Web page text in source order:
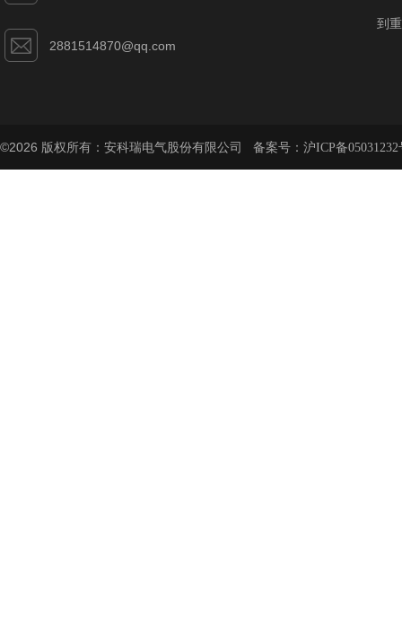
2881514870@qq.com
到
©2026 版权所有：安科瑞电气股份有限公司 备案号： 沪ICP备05031232